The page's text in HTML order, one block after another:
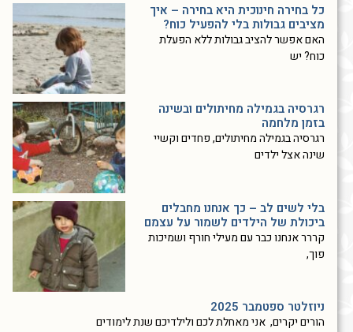
כל בחירה חינוכית היא בחירה – איך
מציבים גבולות בלי להפעיל כוח?
האם אפשר להציב גבולות ללא הפעלת
כוח? יש
רגרסיה בגמילה מחיתולים ובשינה
בזמן מלחמה
רגרסיה בגמילה מחיתולים, פחדים וקשיי
שינה אצל ילדים
בלי לשים לב – כך אנחנו מחבלים
ביכולת של הילדים לשמור על עצמם
קררר אנחנו כבר עם מעילי חורף ושמיכות
פוך,
ניוזלטר ספטמבר 2025
הורים יקרים, אני מאחלת לכם ולילדיכם שנת לימודים